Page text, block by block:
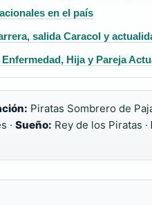
en el país
salida Caracol y
Hija y Pareja
Piratas Sombrero de
· Sueño: Rey de los Piratas ·